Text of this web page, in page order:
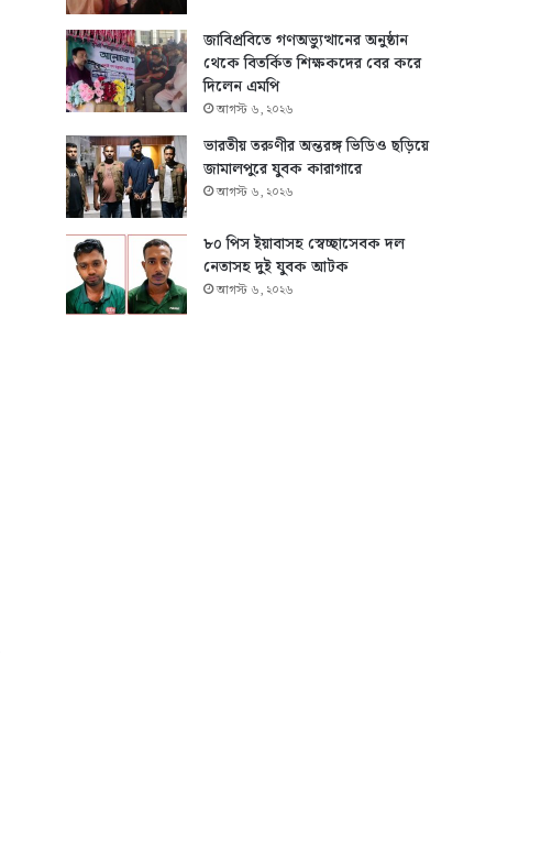
জাবিপ্রবিতে গণঅভ্যুত্থানের অনুষ্ঠান
থেকে বিতর্কিত শিক্ষকদের বের করে
দিলেন এমপি
আগস্ট ৬, ২০২৬
ভারতীয় তরুণীর অন্তরঙ্গ ভিডিও ছড়িয়ে
জামালপুরে যুবক কারাগারে
আগস্ট ৬, ২০২৬
৮০ পিস ইয়াবাসহ স্বেচ্ছাসেবক দল
নেতাসহ দুই যুবক আটক
আগস্ট ৬, ২০২৬